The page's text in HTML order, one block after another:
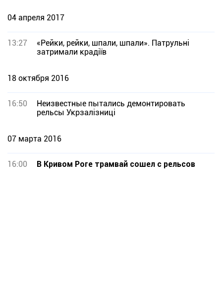
04 апреля 2017
13:27
«Рейки, рейки, шпали, шпали». Патрульні
затримали крадіїв
18 октября 2016
16:50
Неизвестные пытались демонтировать
рельсы Укрзалізниці
07 марта 2016
16:00 В Кривом Роге трамвай сошел с рельсов